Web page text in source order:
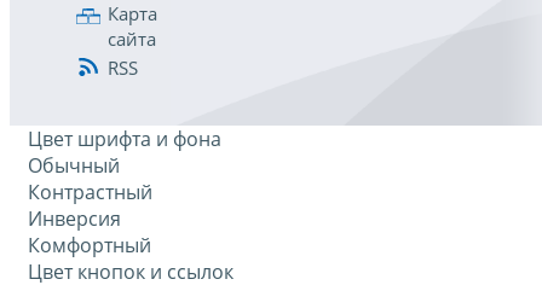
Карта
сайта
RSS
Цвет шрифта и фона
Обычный
Контрастный
Инверсия
Комфортный
Цвет кнопок и ссылок